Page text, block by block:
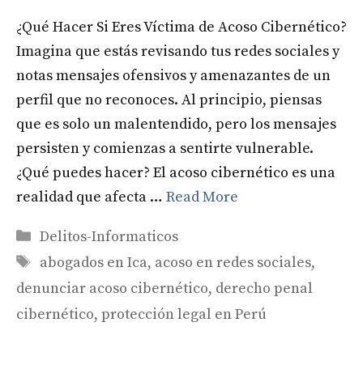
¿Qué Hacer Si Eres Víctima de Acoso Cibernético?
Imagina que estás revisando tus redes sociales y
notas mensajes ofensivos y amenazantes de un
perfil que no reconoces. Al principio, piensas
que es solo un malentendido, pero los mensajes
persisten y comienzas a sentirte vulnerable.
¿Qué puedes hacer? El acoso cibernético es una
realidad que afecta … Read More
Categories
Delitos-Informaticos
Tags
abogados en Ica, acoso en redes sociales,
denunciar acoso cibernético, derecho penal
cibernético, protección legal en Perú